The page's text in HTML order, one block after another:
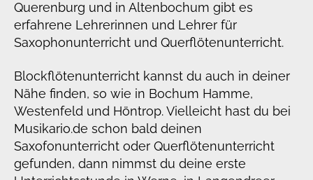
Querenburg und in Altenbochum gibt es
erfahrene Lehrerinnen und Lehrer für
Saxophonunterricht und Querflötenunterricht.
Blockflötenunterricht kannst du auch in deiner
Nähe finden, so wie in Bochum Hamme,
Westenfeld und Höntrop. Vielleicht hast du bei
Musikario.de schon bald deinen
Saxofonunterricht oder Querflötenunterricht
gefunden, dann nimmst du deine erste